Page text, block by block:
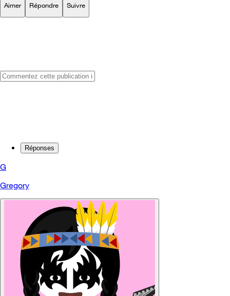
Aimer Répondre Suivre
Réponses
G
Gregory